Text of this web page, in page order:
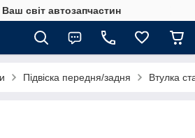
світ автозапчастин
Підвіска передня/задня Втулка